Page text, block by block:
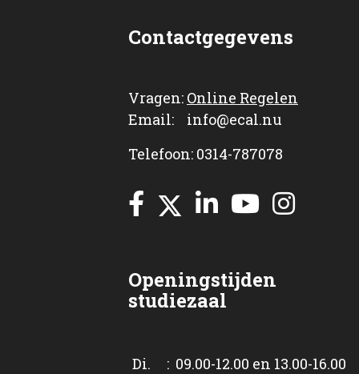
Contactgegevens
Vragen: Online Regelen
Email: info@ecal.nu
Telefoon: 0314-787078
Openingstijden
studiezaal
Di. : 09.00-12.00 en 13.00-16.00